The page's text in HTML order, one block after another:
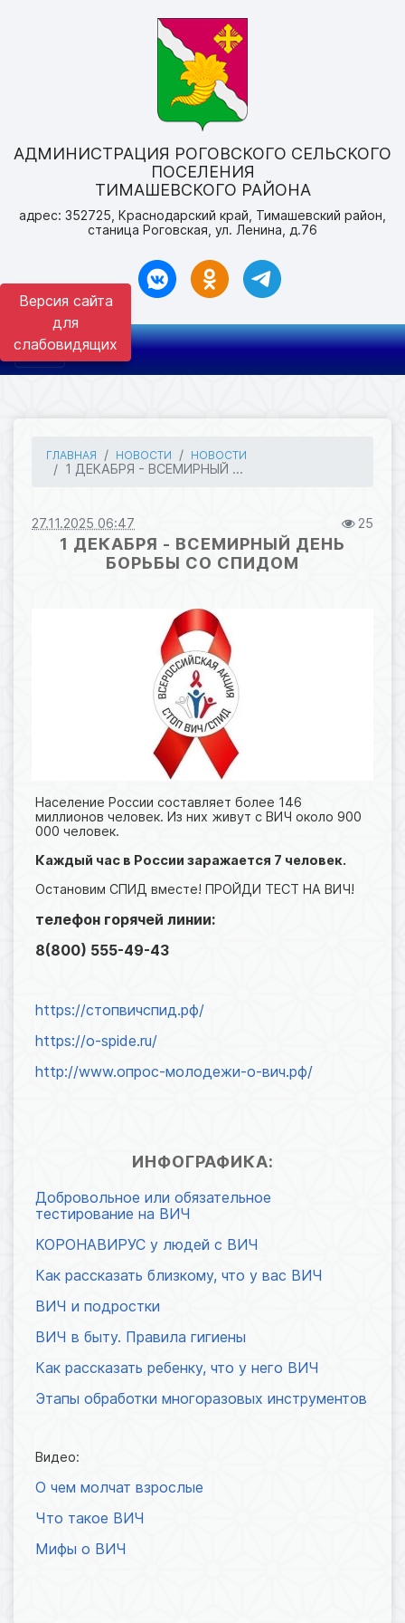
Версия сайта
для
слабовидящих
АДМИНИСТРАЦИЯ РОГОВСКОГО СЕЛЬСКОГО
ПОСЕЛЕНИЯ
ТИМАШЕВСКОГО РАЙОНА
адрес: 352725, Краснодарский край, Тимашевский район,
станица Роговская, ул. Ленина, д.76
ГЛАВНАЯ НОВОСТИ НОВОСТИ
1 ДЕКАБРЯ - ВСЕМИРНЫЙ ...
27.11.2025 06:47 25
1 ДЕКАБРЯ - ВСЕМИРНЫЙ ДЕНЬ
БОРЬБЫ СО СПИДОМ
Население России составляет более 146
миллионов человек. Из них живут с ВИЧ около 900
000 человек.
Каждый час в России заражается 7 человек.
Остановим СПИД вместе! ПРОЙДИ ТЕСТ НА ВИЧ!
телефон горячей линии:
8(800) 555-49-43
https://стопвичспид.рф/
https://o-spide.ru/
http://www.опрос-молодежи-о-вич.рф/
ИНФОГРАФИКА:
Добровольное или обязательное
тестирование на ВИЧ
КОРОНАВИРУС у людей с ВИЧ
Как рассказать близкому, что у вас ВИЧ
ВИЧ и подростки
ВИЧ в быту. Правила гигиены
Как рассказать ребенку, что у него ВИЧ
Этапы обработки многоразовых инструментов
Видео:
О чем молчат взрослые
Что такое ВИЧ
Мифы о ВИЧ